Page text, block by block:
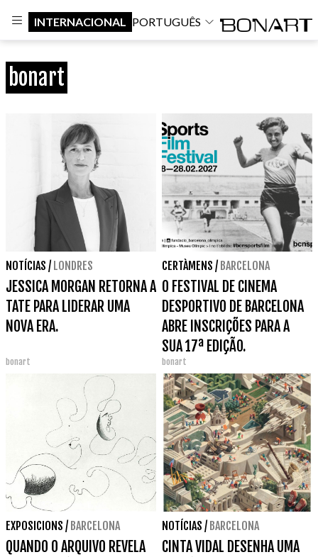
INTERNACIONAL PORTUGUÊS
bonart
NOTÍCIAS / LONDRES
JESSICA MORGAN RETORNA A
TATE PARA LIDERAR UMA
NOVA ERA.
bonart
CERTÀMENS / BARCELONA
O FESTIVAL DE CINEMA
DESPORTIVO DE BARCELONA
ABRE INSCRIÇÕES PARA A
SUA 17ª EDIÇÃO.
bonart
EXPOSICIONS / BARCELONA
QUANDO O ARQUIVO REVELA
NOTÍCIAS / BARCELONA
CINTA VIDAL DESENHA UMA